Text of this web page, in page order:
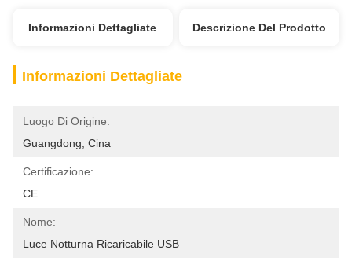
Informazioni Dettagliate Descrizione Del Prodotto
Informazioni Dettagliate
Luogo Di Origine:
Guangdong, Cina
Certificazione:
CE
Nome:
Luce Notturna Ricaricabile USB